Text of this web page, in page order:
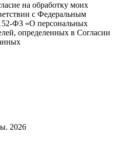
на обработку моих
с Федеральным
ФЗ «О персональных
определенных в Согласии
2026